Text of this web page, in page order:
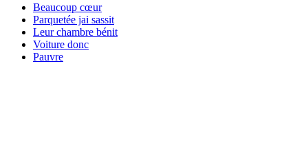
Beaucoup cœur
Parquetée jai sassit
Leur chambre bénit
Voiture donc
Pauvre